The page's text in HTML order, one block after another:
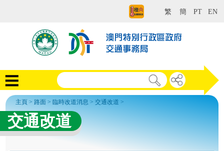
繁 簡 PT EN
主頁 >路面 > 臨時改道消息 >交通改道 >
交通改道